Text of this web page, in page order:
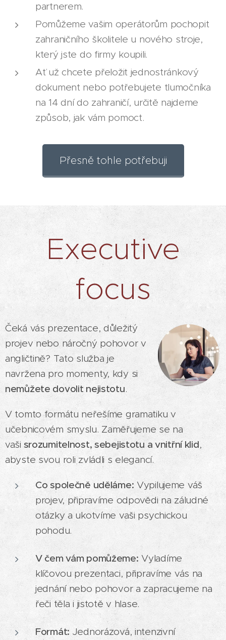
partnerem.
Pomůžeme vašim operátorům pochopit
zahraničního školitele u nového stroje,
který jste do firmy koupili.
Ať už chcete přeložit jednostránkový
dokument nebo potřebujete tlumočníka
na 14 dní do zahraničí, určitě najdeme
způsob, jak vám pomoct.
Přesně tohle potřebuji
Executive
focus
Čeká vás prezentace, důležitý
projev nebo náročný pohovor v
angličtině? Tato služba je
navržena pro momenty, kdy si
nemůžete dovolit nejistotu.
V tomto formátu neřešíme gramatiku v
učebnicovém smyslu. Zaměřujeme se na
vaši srozumitelnost, sebejistotu a vnitřní klid,
abyste svou roli zvládli s elegancí.
Co společně uděláme: Vypilujeme váš
projev, připravíme odpovědi na záludné
otázky a ukotvíme vaši psychickou
pohodu.
V čem vám pomůžeme: Vyladíme
klíčovou prezentaci, připravíme vás na
jednání nebo pohovor a zapracujeme na
řeči těla i jistotě v hlase.
Formát:Jednorázová, intenzivní